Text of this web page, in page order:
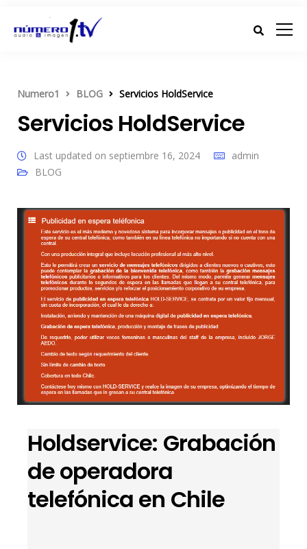
Numero1 BLOG Servicios HoldService
Servicios HoldService
Last updated on septiembre 16, 2024
admin
BLOG
Holdservice: Grabación
de operadora
telefónica en Chile